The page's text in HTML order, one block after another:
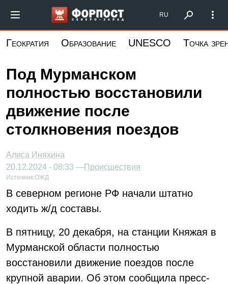
основному
Форпост Северо-Запад
RU
Геократия Образование UNESCO Точка
Под Мурманском
полностью восстановили
движение после
столкновения поездов
Алиса Иняхина
20.12.2024 - 08:33 —Происшествия
Источник:ОЖД
В северном регионе РФ начали штатно
ходить ж/д составы.
В пятницу, 20 декабря, на станции Княжая в
Мурманской области полностью
восстановили движение поездов после
крупной аварии. Об этом сообщила пресс-